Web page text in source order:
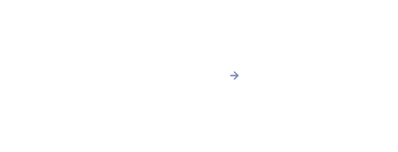
arrow_forward
arrow_forward